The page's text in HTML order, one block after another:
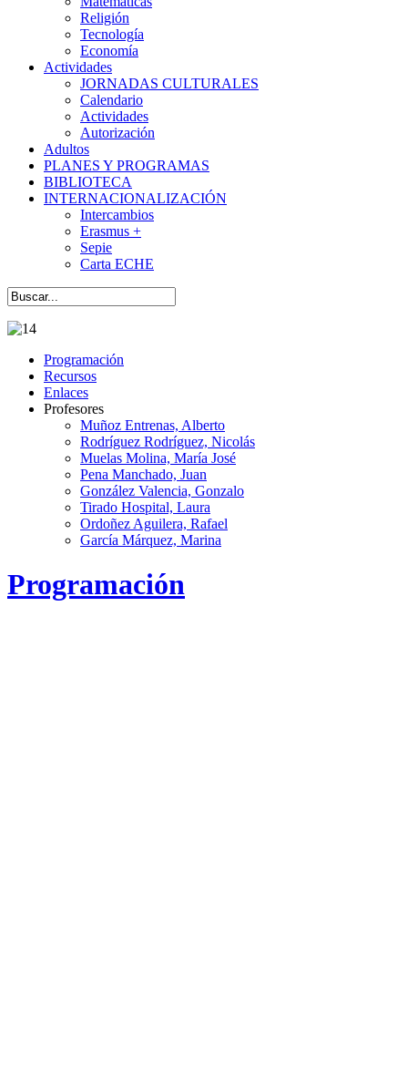
Religión
Tecnología
Economía
Actividades
JORNADAS CULTURALES
Calendario
Actividades
Autorización
Adultos
PLANES Y PROGRAMAS
BIBLIOTECA
INTERNACIONALIZACIÓN
Intercambios
Erasmus +
Sepie
Carta ECHE
Programación
Recursos
Enlaces
Profesores
Muñoz Entrenas, Alberto
Rodríguez Rodríguez, Nicolás
Muelas Molina, María José
Pena Manchado, Juan
González Valencia, Gonzalo
Tirado Hospital, Laura
Ordoñez Aguilera, Rafael
García Márquez, Marina
Programación